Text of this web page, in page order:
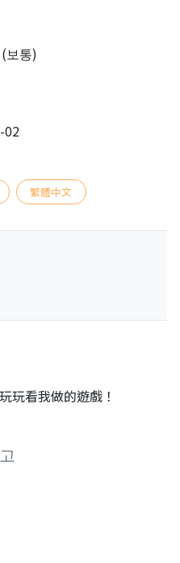
(보통)
02
繁體中文
玩看我做的遊戲！